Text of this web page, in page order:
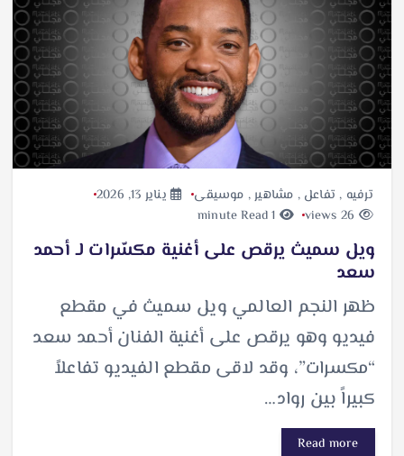
ترفيه , تفاعل, مشاهير, موسيقى
يناير 13, 2026
26 views
1 minute Read
ويل سميث يرقص على أغنية مكسّرات لـ أحمد
سعد
ظهر النجم العالمي ويل سميث في مقطع
فيديو وهو يرقص على أغنية الفنان أحمد سعد
“مكسرات”، وقد لاقى مقطع الفيديو تفاعلاً
كبيراً بين رواد…
Read more